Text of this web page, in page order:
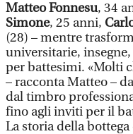
Matteo Fonnesu, 34
Simone, 25 anni,
(28) – mentre
universitarie,
per battesimi. «Molti
– racconta Matteo –
dal timbro
fino agli inviti per il
La storia della